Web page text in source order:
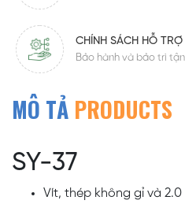
CHÍNH SÁCH HỖ
Bảo hành và bảo trì
MÔ TẢ PRODUCTS
SY-37
Vít, thép không gỉ và 2.0